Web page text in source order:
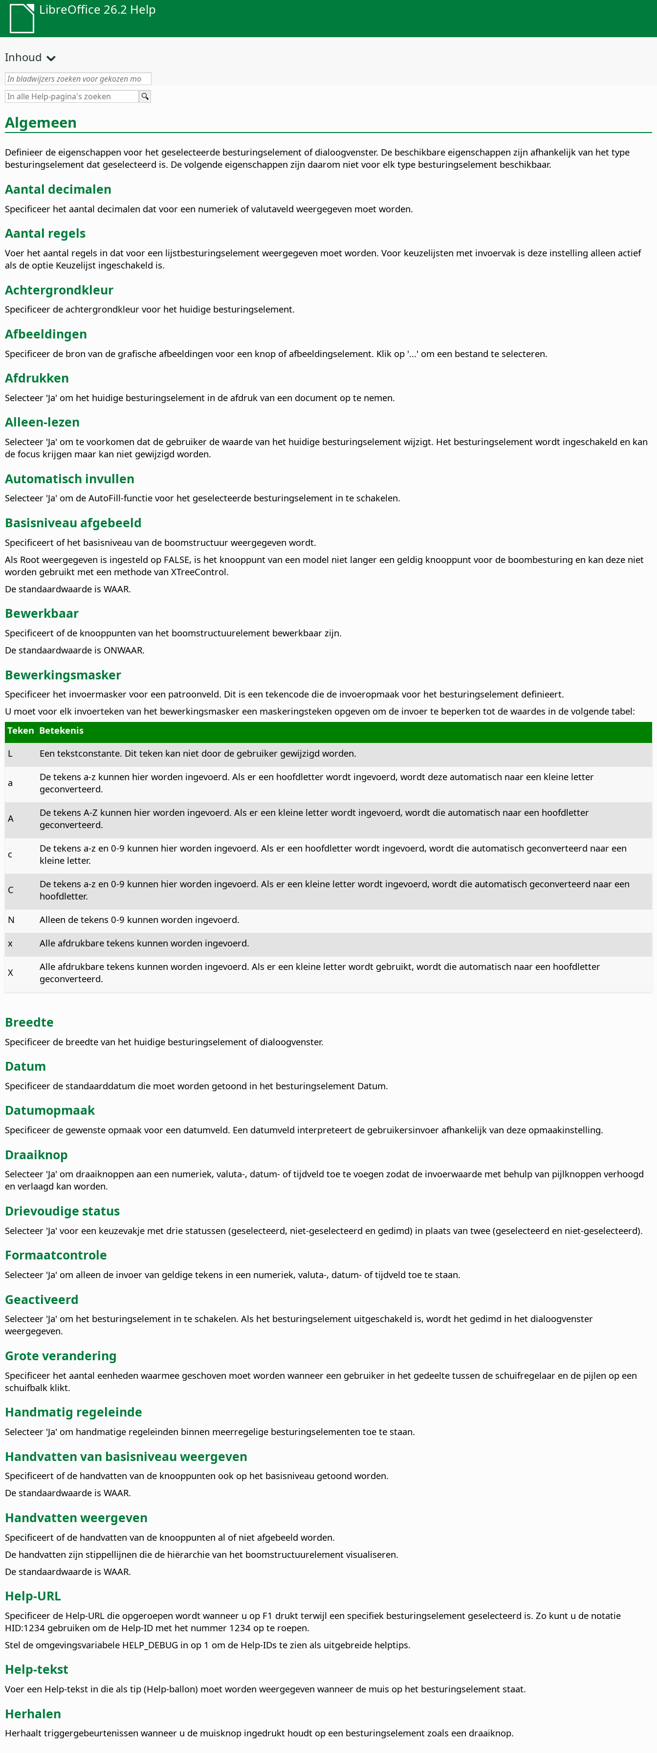
LibreOffice 26.2 Help
Inhoud
Algemeen
Definieer de eigenschappen voor het geselecteerde besturingselement of dialoogvenster. De beschikbare eigenschappen zijn afhankelijk van het type
besturingselement dat geselecteerd is. De volgende eigenschappen zijn daarom niet voor elk type besturingselement beschikbaar.
Aantal decimalen
Specificeer het aantal decimalen dat voor een numeriek of valutaveld weergegeven moet worden.
Aantal regels
Voer het aantal regels in dat voor een lijstbesturingselement weergegeven moet worden. Voor keuzelijsten met invoervak is deze instelling alleen actief
als de optie Keuzelijst ingeschakeld is.
Achtergrondkleur
Specificeer de achtergrondkleur voor het huidige besturingselement.
Afbeeldingen
Specificeer de bron van de grafische afbeeldingen voor een knop of afbeeldingselement. Klik op '...' om een bestand te selecteren.
Afdrukken
Selecteer 'Ja' om het huidige besturingselement in de afdruk van een document op te nemen.
Alleen-lezen
Selecteer 'Ja' om te voorkomen dat de gebruiker de waarde van het huidige besturingselement wijzigt. Het besturingselement wordt ingeschakeld en kan
de focus krijgen maar kan niet gewijzigd worden.
Automatisch invullen
Selecteer 'Ja' om de AutoFill-functie voor het geselecteerde besturingselement in te schakelen.
Basisniveau afgebeeld
Specificeert of het basisniveau van de boomstructuur weergegeven wordt.
Als Root weergegeven is ingesteld op FALSE, is het knooppunt van een model niet langer een geldig knooppunt voor de boombesturing en kan deze niet
worden gebruikt met een methode van XTreeControl.
De standaardwaarde is WAAR.
Bewerkbaar
Specificeert of de knooppunten van het boomstructuurelement bewerkbaar zijn.
De standaardwaarde is ONWAAR.
Bewerkingsmasker
Specificeer het invoermasker voor een patroonveld. Dit is een tekencode die de invoeropmaak voor het besturingselement definieert.
U moet voor elk invoerteken van het bewerkingsmasker een maskeringsteken opgeven om de invoer te beperken tot de waardes in de volgende tabel:
Teken Betekenis
L
Een tekstconstante. Dit teken kan niet door de gebruiker gewijzigd worden.
a
De tekens a-z kunnen hier worden ingevoerd. Als er een hoofdletter wordt ingevoerd, wordt deze automatisch naar een kleine letter
geconverteerd.
A
De tekens A-Z kunnen hier worden ingevoerd. Als er een kleine letter wordt ingevoerd, wordt die automatisch naar een hoofdletter
geconverteerd.
c
De tekens a-z en 0-9 kunnen hier worden ingevoerd. Als er een hoofdletter wordt ingevoerd, wordt die automatisch geconverteerd naar een
kleine letter.
C
De tekens a-z en 0-9 kunnen hier worden ingevoerd. Als er een kleine letter wordt ingevoerd, wordt die automatisch geconverteerd naar een
hoofdletter.
N
Alleen de tekens 0-9 kunnen worden ingevoerd.
x
Alle afdrukbare tekens kunnen worden ingevoerd.
X
Alle afdrukbare tekens kunnen worden ingevoerd. Als er een kleine letter wordt gebruikt, wordt die automatisch naar een hoofdletter
geconverteerd.
Breedte
Specificeer de breedte van het huidige besturingselement of dialoogvenster.
Datum
Specificeer de standaarddatum die moet worden getoond in het besturingselement Datum.
Datumopmaak
Specificeer de gewenste opmaak voor een datumveld. Een datumveld interpreteert de gebruikersinvoer afhankelijk van deze opmaakinstelling.
Draaiknop
Selecteer 'Ja' om draaiknoppen aan een numeriek, valuta-, datum- of tijdveld toe te voegen zodat de invoerwaarde met behulp van pijlknoppen verhoogd
en verlaagd kan worden.
Drievoudige status
Selecteer 'Ja' voor een keuzevakje met drie statussen (geselecteerd, niet-geselecteerd en gedimd) in plaats van twee (geselecteerd en niet-geselecteerd).
Formaatcontrole
Selecteer 'Ja' om alleen de invoer van geldige tekens in een numeriek, valuta-, datum- of tijdveld toe te staan.
Geactiveerd
Selecteer 'Ja' om het besturingselement in te schakelen. Als het besturingselement uitgeschakeld is, wordt het gedimd in het dialoogvenster
weergegeven.
Grote verandering
Specificeer het aantal eenheden waarmee geschoven moet worden wanneer een gebruiker in het gedeelte tussen de schuifregelaar en de pijlen op een
schuifbalk klikt.
Handmatig regeleinde
Selecteer 'Ja' om handmatige regeleinden binnen meerregelige besturingselementen toe te staan.
Handvatten van basisniveau weergeven
Specificeert of de handvatten van de knooppunten ook op het basisniveau getoond worden.
De standaardwaarde is WAAR.
Handvatten weergeven
Specificeert of de handvatten van de knooppunten al of niet afgebeeld worden.
De handvatten zijn stippellijnen die de hiërarchie van het boomstructuurelement visualiseren.
De standaardwaarde is WAAR.
Help-URL
Specificeer de Help-URL die opgeroepen wordt wanneer u op F1 drukt terwijl een specifiek besturingselement geselecteerd is. Zo kunt u de notatie
HID:1234 gebruiken om de Help-ID met het nummer 1234 op te roepen.
Stel de omgevingsvariabele HELP_DEBUG in op 1 om de Help-IDs te zien als uitgebreide helptips.
Help-tekst
Voer een Help-tekst in die als tip (Help-ballon) moet worden weergegeven wanneer de muis op het besturingselement staat.
Herhalen
Herhaalt triggergebeurtenissen wanneer u de muisknop ingedrukt houdt op een besturingselement zoals een draaiknop.